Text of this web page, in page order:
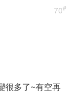
70#
很多了~有空再